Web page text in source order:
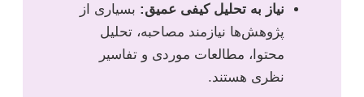
نیاز به تحلیل کیفی عمیق: بسیاری از
پژوهش‌ها نیازمند مصاحبه، تحلیل
محتوا، مطالعات موردی و تفاسیر
نظری هستند.